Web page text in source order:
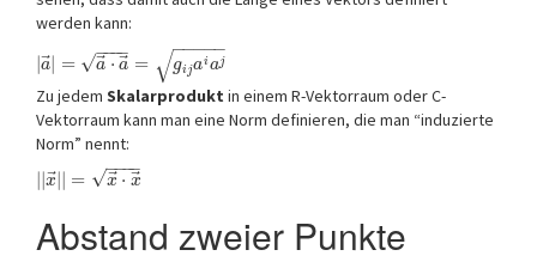
werden kann:
|a⃗| = a ⋅ a
− −
−−
√ = gijaiaj
− −
−−−
√
Zu jedem Skalarprodukt in einem R-Vektorraum oder C-
Vektorraum kann man eine Norm definieren, die man “induzierte
Norm” nennt:
||x⃗|| = x⃗ ⋅ x
− −
−−
√
Abstand zweier Punkte